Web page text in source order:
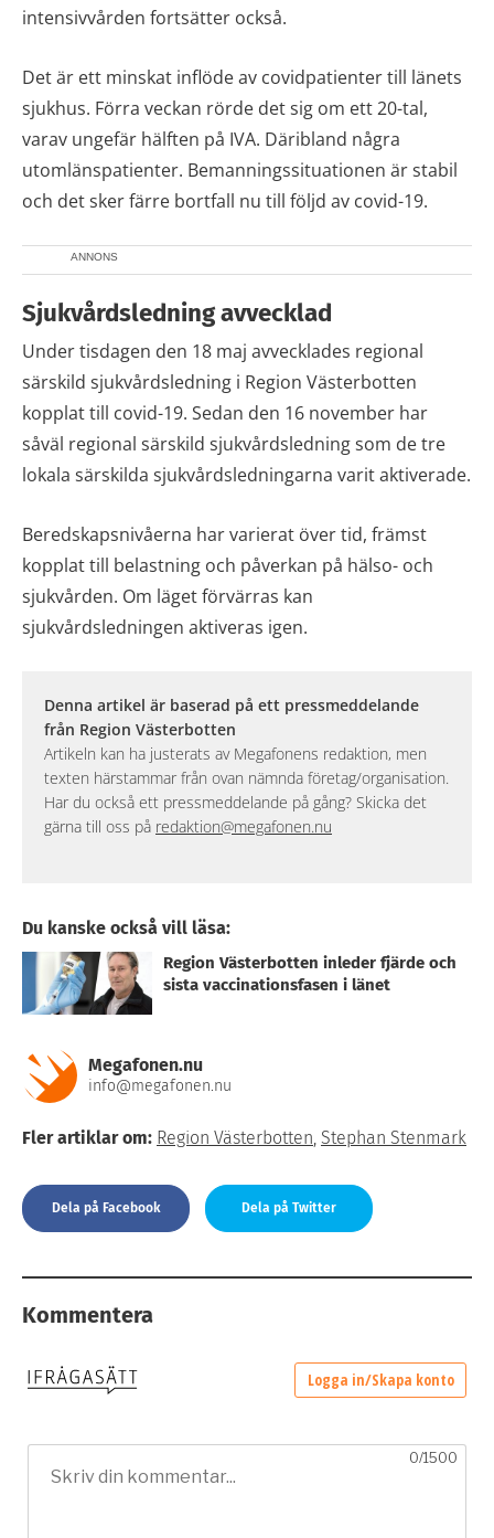
intensivvården fortsätter också.
Det är ett minskat inflöde av covidpatienter till länets
sjukhus. Förra veckan rörde det sig om ett 20-tal,
varav ungefär hälften på IVA. Däribland några
utomlänspatienter. Bemanningssituationen är stabil
och det sker färre bortfall nu till följd av covid-19.
ANNONS
Sjukvårdsledning avvecklad
Under tisdagen den 18 maj avvecklades regional
särskild sjukvårdsledning i Region Västerbotten
kopplat till covid-19. Sedan den 16 november har
såväl regional särskild sjukvårdsledning som de tre
lokala särskilda sjukvårdsledningarna varit aktiverade.
Beredskapsnivåerna har varierat över tid, främst
kopplat till belastning och påverkan på hälso- och
sjukvården. Om läget förvärras kan
sjukvårdsledningen aktiveras igen.
Denna artikel är baserad på ett pressmeddelande
från Region Västerbotten
Artikeln kan ha justerats av Megafonens redaktion, men
texten härstammar från ovan nämnda företag/organisation.
Har du också ett pressmeddelande på gång? Skicka det
gärna till oss på redaktion@megafonen.nu
Du kanske också vill läsa:
Region Västerbotten inleder fjärde och
sista vaccinationsfasen i länet
Megafonen.nu
info@megafonen.nu
Fler artiklar om: Region Västerbotten, Stephan Stenmark
Dela på Facebook Dela på Twitter
Kommentera